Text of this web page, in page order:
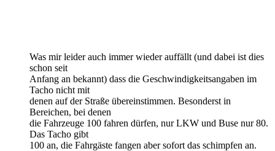
Was mir leider auch immer wieder auffällt (und dabei ist dies
schon seit
Anfang an bekannt) dass die Geschwindigkeitsangaben im
Tacho nicht mit
denen auf der Straße übereinstimmen. Besonderst in
Bereichen, bei denen
die Fahrzeuge 100 fahren dürfen, nur LKW und Buse nur 80.
Das Tacho gibt
100 an, die Fahrgäste fangen aber sofort das schimpfen an.